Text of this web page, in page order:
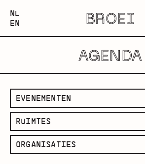
NEDERLANDS
NL
ENGLISH
EN BROEI
AGENDA
filter
op
categorie
EVENEMENTEN
filter
op
ruimte
RUIMTES
filter
op
ORGANISATIES